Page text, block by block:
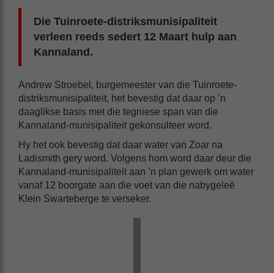
Die Tuinroete-distriksmunisipaliteit
verleen reeds sedert 12 Maart hulp aan
Kannaland.
Andrew Stroebel, burgemeester van die Tuinroete-
distriksmunisipaliteit, het bevestig dat daar op ’n
daaglikse basis met die tegniese span van die
Kannaland-munisipaliteit gekonsulteer word.
Hy het ook bevestig dat daar water van Zoar na
Ladismith gery word. Volgens hom word daar deur die
Kannaland-munisipaliteit aan ’n plan gewerk om water
vanaf 12 boorgate aan die voet van die nabygeleë
Klein Swarteberge te verseker.